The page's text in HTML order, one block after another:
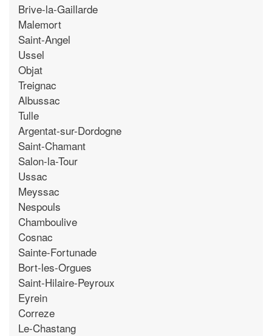
Brive-la-Gaillarde
Malemort
Saint-Angel
Ussel
Objat
Treignac
Albussac
Tulle
Argentat-sur-Dordogne
Saint-Chamant
Salon-la-Tour
Ussac
Meyssac
Nespouls
Chamboulive
Cosnac
Sainte-Fortunade
Bort-les-Orgues
Saint-Hilaire-Peyroux
Eyrein
Correze
Le-Chastang